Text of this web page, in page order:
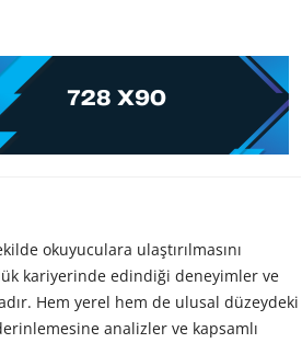
okuyuculara ulaştırılmasını
kariyerinde edindiği deneyimler ve
Hem yerel hem de ulusal düzeydeki
analizler ve kapsamlı